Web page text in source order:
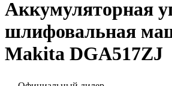
Аккумуляторная
шлифовальная
Makita DGA517ZJ